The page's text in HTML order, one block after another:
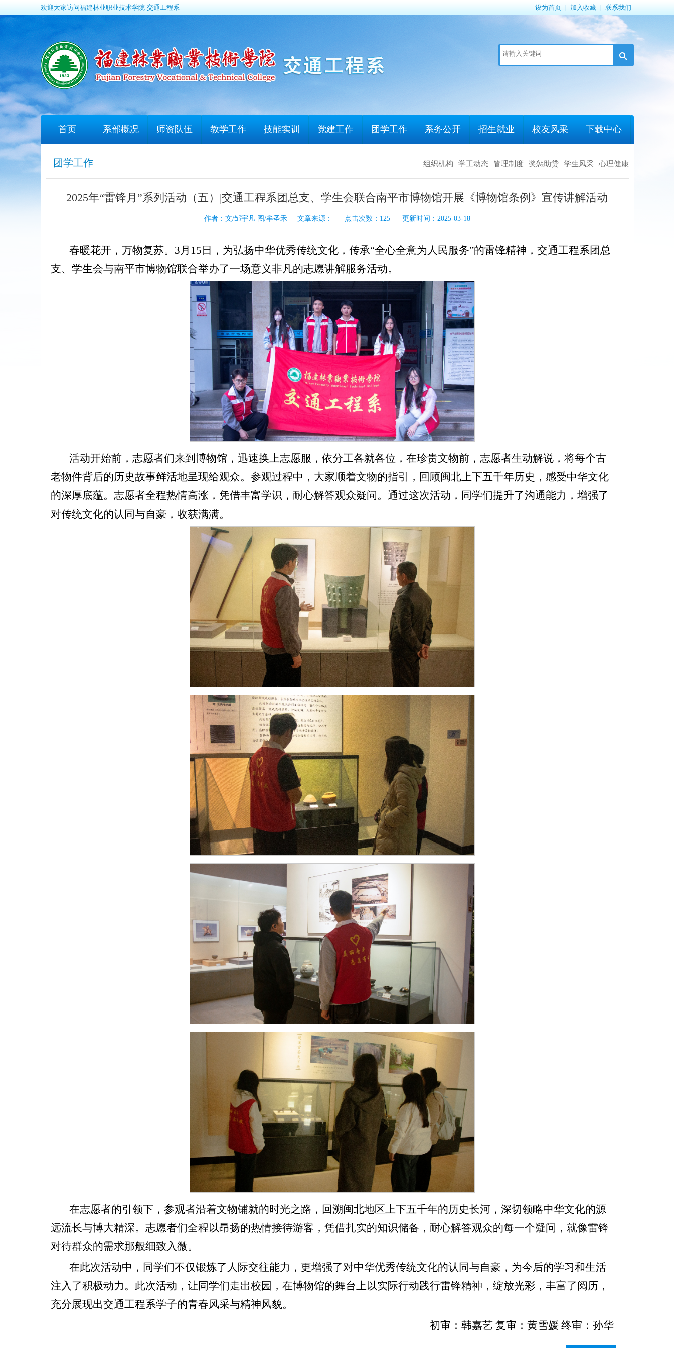
欢迎大家访问福建林业职业技术学院-交通工程系 设为首页 加入收藏 联系我们
首页 系部概况 师资队伍 教学工作 技能实训 党建工作 团学工作 系务公开 招生就业 校友风采 下载中心
团学工作 组织机构 学工动态 管理制度 奖惩助贷 学生风采 心理健康
2025年“雷锋月”系列活动（五）|交通工程系团总支、学生会联合南平市博物馆开展《博物馆条例》宣传讲解活动
作者：文/邹宇凡 图/牟圣禾 文章来源： 点击次数： 125更新时间：2025-03-18
春暖花开，万物复苏。3月15日，为弘扬中华优秀传统文化，传承“全心全意为人民服务”的雷锋精神，交通工程系团总
支、学生会与南平市博物馆联合举办了一场意义非凡的志愿讲解服务活动。
活动开始前，志愿者们来到博物馆，迅速换上志愿服，依分工各就各位，在珍贵文物前，志愿者生动解说，将每个古
老物件背后的历史故事鲜活地呈现给观众。参观过程中，大家顺着文物的指引，回顾闽北上下五千年历史，感受中华文化
的深厚底蕴。志愿者全程热情高涨，凭借丰富学识，耐心解答观众疑问。通过这次活动，同学们提升了沟通能力，增强了
对传统文化的认同与自豪，收获满满。
在志愿者的引领下，参观者沿着文物铺就的时光之路，回溯闽北地区上下五千年的历史长河，深切领略中华文化的源
远流长与博大精深。志愿者们全程以昂扬的热情接待游客，凭借扎实的知识储备，耐心解答观众的每一个疑问，就像雷锋
对待群众的需求那般细致入微。
在此次活动中，同学们不仅锻炼了人际交往能力，更增强了对中华优秀传统文化的认同与自豪，为今后的学习和生活
注入了积极动力。此次活动，让同学们走出校园，在博物馆的舞台上以实际行动践行雷锋精神，绽放光彩，丰富了阅历，
充分展现出交通工程系学子的青春风采与精神风貌。
初审：韩嘉艺 复审：黄雪媛 终审：孙华